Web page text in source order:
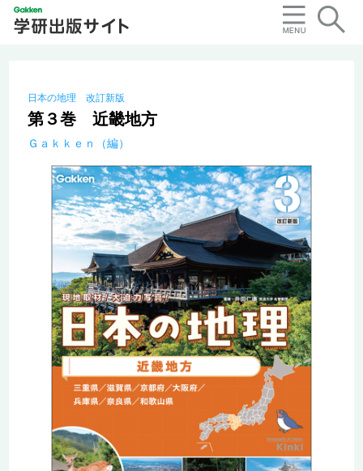
日本の地理 改訂新版
第３巻 近畿地方
Ｇａｋｋｅｎ（編）